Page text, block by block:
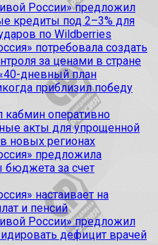
России» предложил
кредиты под 2–3% для
по Wildberries
потребовала создать
за ценами в стране
дневный план
приблизил победу
оперативно
акты для упрощенной
новых регионах
предложила
бюджета за счет
настаивает на
и пенсий
России» предложил
дефицит врачей